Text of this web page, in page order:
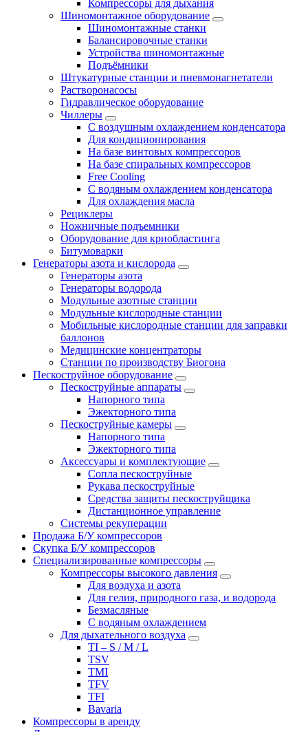
Компрессоры для дыхания
Шиномонтажное оборудование
Шиномонтажные станки
Балансировочные станки
Устройства шиномонтажные
Подъёмники
Штукатурные станции и пневмонагнетатели
Растворонасосы
Гидравлическое оборудование
Чиллеры
С воздушным охлаждением конденсатора
Для кондиционирования
На базе винтовых компрессоров
На базе спиральных компрессоров
Free Cooling
С водяным охлаждением конденсатора
Для охлаждения масла
Рециклеры
Ножничные подъемники
Оборудование для криобластинга
Битумоварки
Генераторы азота и кислорода
Генераторы азота
Генераторы водорода
Модульные азотные станции
Модульные кислородные станции
Мобильные кислородные станции для заправки
баллонов
Медицинские концентраторы
Станции по производству Биогона
Пескоструйное оборудование
Пескоструйные аппараты
Напорного типа
Эжекторного типа
Пескоструйные камеры
Напорного типа
Эжекторного типа
Аксессуары и комплектующие
Сопла пескоструйные
Рукава пескоструйные
Средства защиты пескоструйщика
Дистанционное управление
Системы рекуперации
Продажа Б/У компрессоров
Скупка Б/У компрессоров
Специализированные компрессоры
Компрессоры высокого давления
Для воздуха и азота
Для гелия, природного газа, и водорода
Безмасляные
С водяным охлаждением
Для дыхательного воздуха
TI – S / M / L
TSV
TMI
TFV
TFI
Bavaria
Компрессоры в аренду